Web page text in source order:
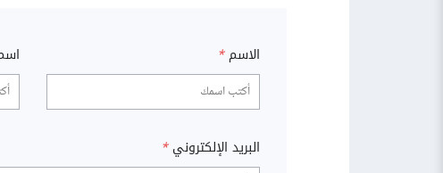
الاسم *
البريد الإلكتروني *